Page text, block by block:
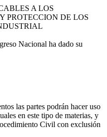
A LOS
PROTECCION DE LOS
Nacional ha dado su
las partes podrán hacer uso
en este tipo de materias, y
Civil con exclusión